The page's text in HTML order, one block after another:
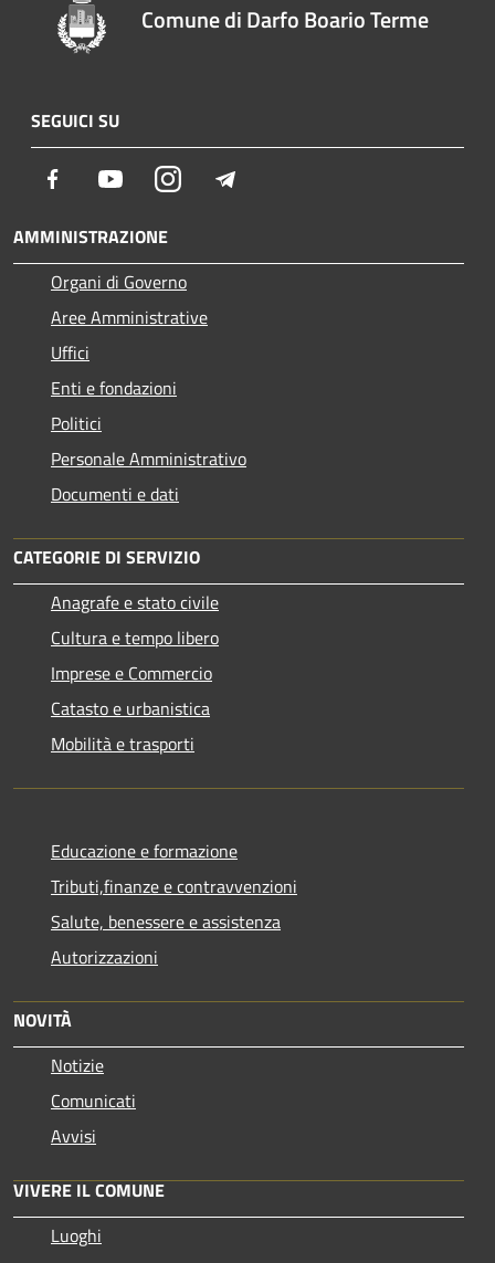
Comune di Darfo Boario Terme
SEGUICI SU
Facebook YoutubeInstagram
AMMINISTRAZIONE
Organi di Governo
Aree Amministrative
Uffici
Enti e fondazioni
Politici
Personale Amministrativo
Documenti e dati
CATEGORIE DI SERVIZIO
Anagrafe e stato civile
Cultura e tempo libero
Imprese e Commercio
Catasto e urbanistica
Mobilità e trasporti
Educazione e formazione
Tributi,finanze e contravvenzioni
Salute, benessere e assistenza
Autorizzazioni
NOVITÀ
Notizie
Comunicati
Avvisi
VIVERE IL COMUNE
Luoghi